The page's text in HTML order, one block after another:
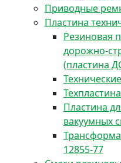
Приводные
Пластина
Резиновая
дорожно-
(пластина
Пластина
вакуумных
12855-77